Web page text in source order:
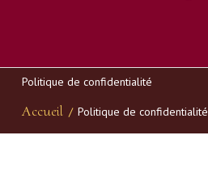
Politique de confidentialité
Accueil / Politique de confidentialité